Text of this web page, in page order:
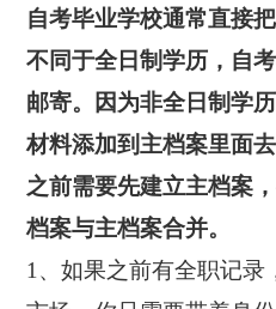
自考毕业学校通常直接
不同于全日制学历，自
邮寄。因为非全日制学
材料添加到主档案里面
之前需要先建立主档案
档案与主档案合并。
1、如果之前有全职记录